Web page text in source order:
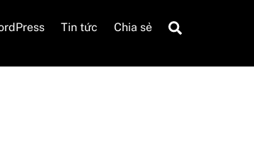
Tin tức Chia sẻ